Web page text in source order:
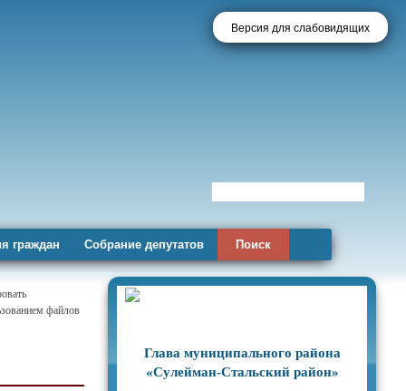
Версия для слабовидящих
граждан Собрание депутатов Поиск
файлов
Глава муниципального района
«Сулейман-Стальский район»